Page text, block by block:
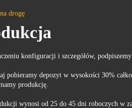
drogę
konfiguracji i szczegółów, podpiszemy
pobieramy depozyt w wysokości 30%
produkcję.
wynosi od 25 do 45 dni roboczych w